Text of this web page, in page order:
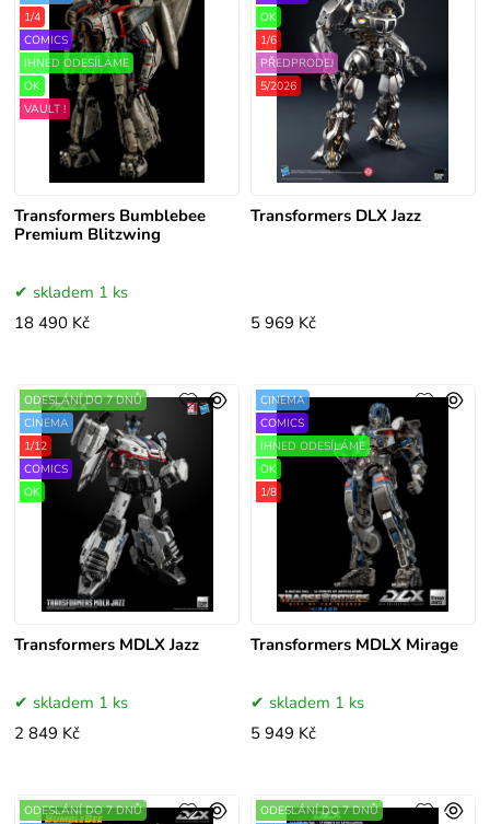
Transformers Bumblebee
Premium Blitzwing
1/4
COMICS
IHNED ODESÍLÁME
OK
VAULT !
skladem 1 ks
18 490 Kč
Transformers DLX Jazz
OK
1/6
PŘEDPRODEJ
5/2026
5 969 Kč
Transformers MDLX Jazz
ODESLÁNÍ DO 7 DNŮ
CINEMA
1/12
COMICS
OK
skladem 1 ks
2 849 Kč
Transformers MDLX Mirage
CINEMA
COMICS
IHNED ODESÍLÁME
OK
1/8
skladem 1 ks
5 949 Kč
ODESLÁNÍ DO 7 DNŮ
ODESLÁNÍ DO 7 DNŮ